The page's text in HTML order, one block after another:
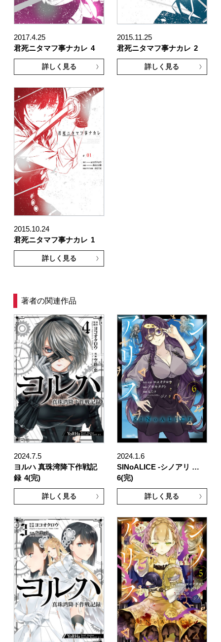
2017.4.25
君死ニタマフ事ナカレ 4
詳しく見る
2015.11.25
君死ニタマフ事ナカレ 2
詳しく見る
2015.10.24
君死ニタマフ事ナカレ 1
詳しく見る
著者の関連作品
2024.7.5
ヨルハ 真珠湾降下作戦記
録 4(完)
詳しく見る
2024.1.6
SINoALICE -シノアリ …
6(完)
詳しく見る